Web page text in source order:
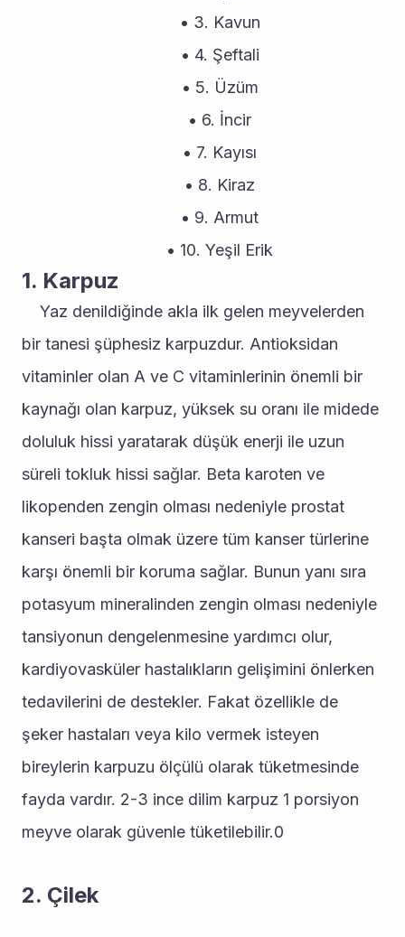
3. Kavun
4. Şeftali
5. Üzüm
6. İncir
7. Kayısı
8. Kiraz
9. Armut
10. Yeşil Erik
1. Karpuz
bir tanesi şüphesiz karpuzdur. Antioksidan
vitaminler olan A ve C vitaminlerinin önemli bir
kaynağı olan karpuz, yüksek su oranı ile midede
doluluk hissi yaratarak düşük enerji ile uzun
süreli tokluk hissi sağlar. Beta karoten ve
likopenden zengin olması nedeniyle prostat
kanseri başta olmak üzere tüm kanser türlerine
karşı önemli bir koruma sağlar. Bunun yanı sıra
potasyum mineralinden zengin olması nedeniyle
tansiyonun dengelenmesine yardımcı olur,
kardiyovasküler hastalıkların gelişimini önlerken
tedavilerini de destekler. Fakat özellikle de
şeker hastaları veya kilo vermek isteyen
bireylerin karpuzu ölçülü olarak tüketmesinde
fayda vardır. 2-3 ince dilim karpuz 1 porsiyon
meyve olarak güvenle tüketilebilir.0
2. Çilek